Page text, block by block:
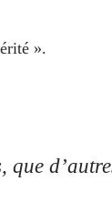
».
que